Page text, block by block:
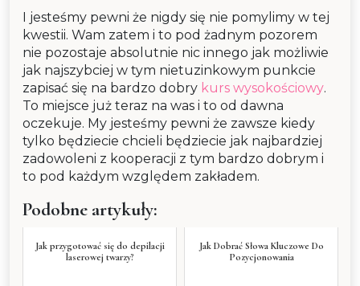
I jesteśmy pewni że nigdy się nie pomylimy w tej
kwestii. Wam zatem i to pod żadnym pozorem
nie pozostaje absolutnie nic innego jak możliwie
jak najszybciej w tym nietuzinkowym punkcie
zapisać się na bardzo dobry kurs wysokościowy.
To miejsce już teraz na was i to od dawna
oczekuje. My jesteśmy pewni że zawsze kiedy
tylko będziecie chcieli będziecie jak najbardziej
zadowoleni z kooperacji z tym bardzo dobrym i
to pod każdym względem zakładem.
Podobne artykuły:
Jak przygotować się do depilacji
laserowej twarzy?
Jak Dobrać Słowa Kluczowe Do
Pozycjonowania